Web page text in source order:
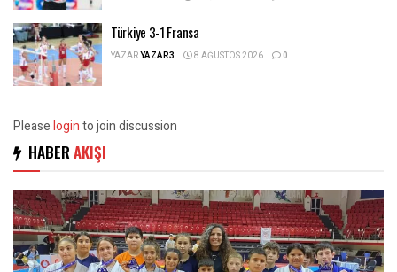
Türkiye 3-1 Fransa
YAZARYAZAR3 8 AĞUSTOS 2026 0
Pleaseloginto join discussion
HABER AKIŞI